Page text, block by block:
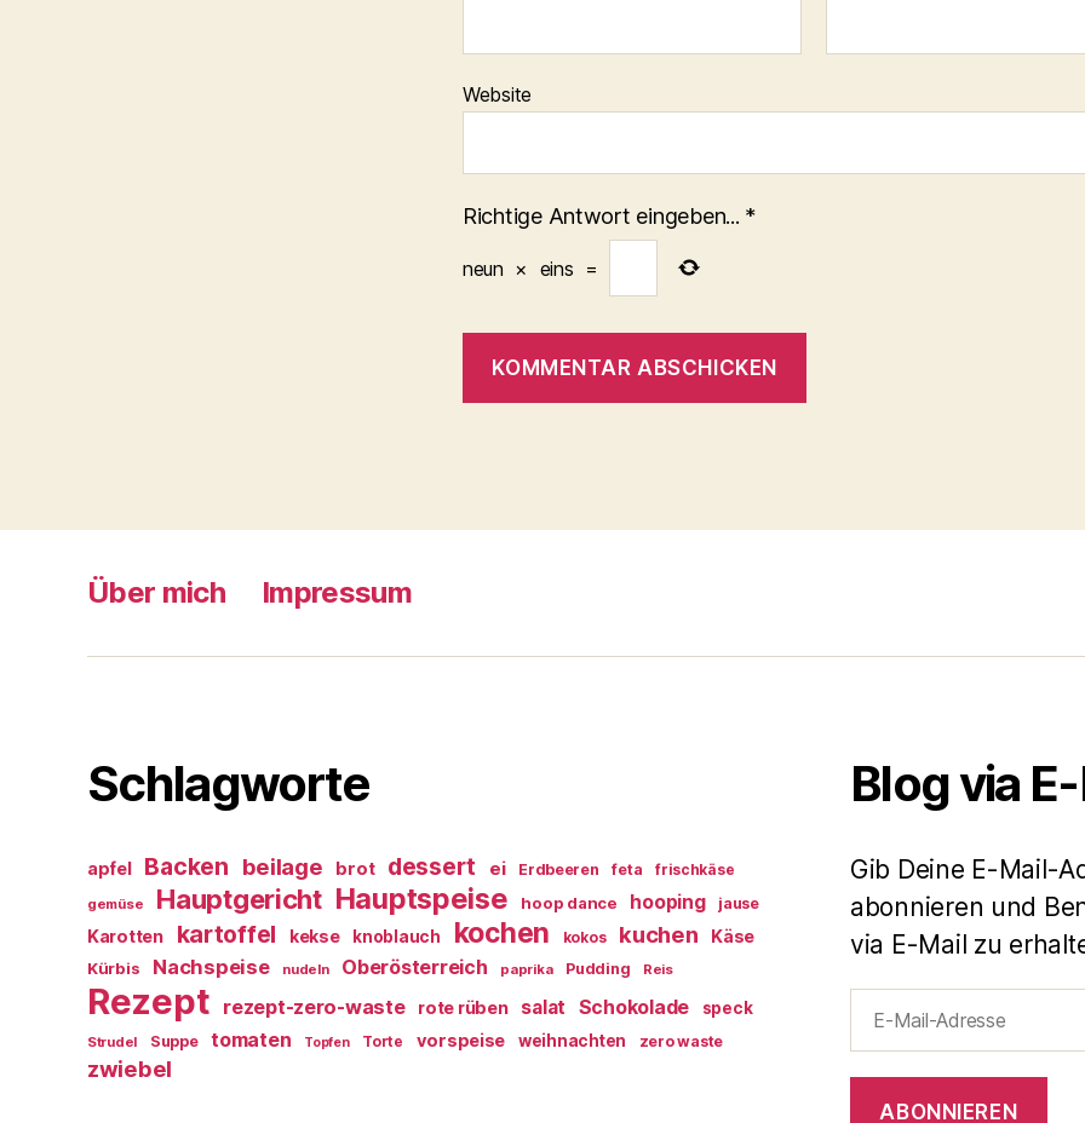
Website
Richtige Antwort eingeben... *
neun × eins =
Über mich Impressum
Schlagworte
apfel Backen beilage brot dessert ei Erdbeeren feta frischkäse
gemüse Hauptgericht Hauptspeise hoop dance hooping jause
Karotten kartoffel kekse knoblauch kochen kokos kuchen Käse
Kürbis Nachspeise nudeln Oberösterreich paprika Pudding Reis
Rezept rezept-zero-waste rote rüben salat Schokolade speck
Strudel Suppe tomaten Topfen Torte vorspeise weihnachten zero waste
zwiebel
Blog via
Gib Deine E-Mail-
abonnieren und
via E-Mail zu
Mail-
ABONNIEREN